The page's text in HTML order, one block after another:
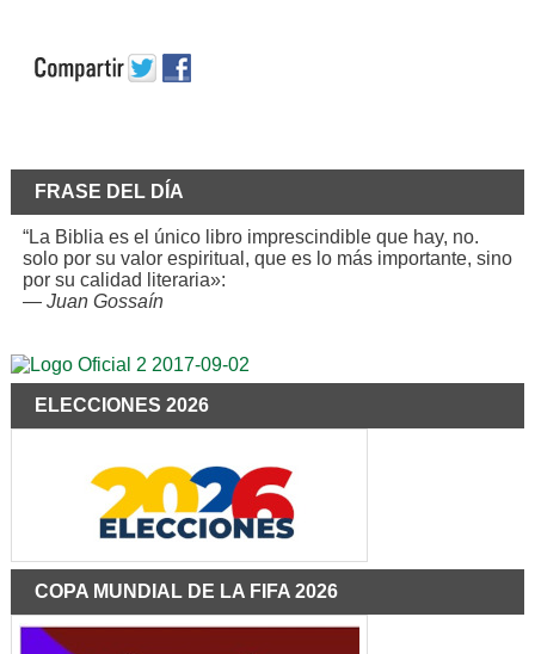
FRASE DEL DÍA
“La Biblia es el único libro imprescindible que hay, no.
solo por su valor espiritual, que es lo más importante, sino
por su calidad literaria»:
— Juan Gossaín
ELECCIONES 2026
COPA MUNDIAL DE LA FIFA 2026